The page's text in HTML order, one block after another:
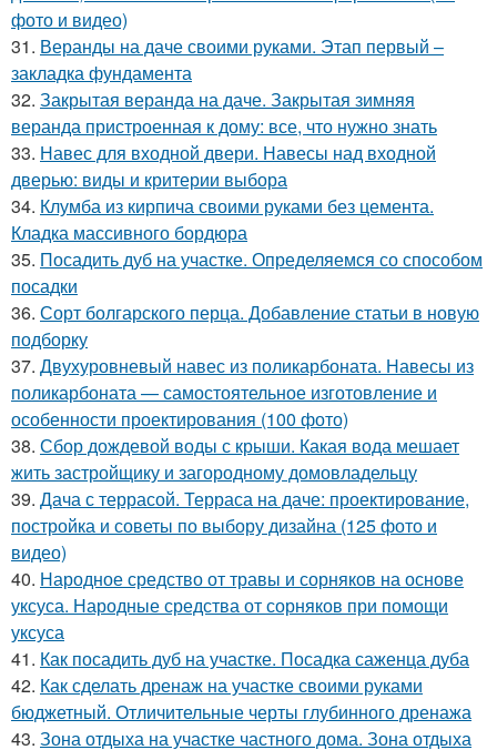
фото и видео)
31. Веранды на даче своими руками. Этап первый –
закладка фундамента
32. Закрытая веранда на даче. Закрытая зимняя
веранда пристроенная к дому: все, что нужно знать
33. Навес для входной двери. Навесы над входной
дверью: виды и критерии выбора
34. Клумба из кирпича своими руками без цемента.
Кладка массивного бордюра
35. Посадить дуб на участке. Определяемся со способом
посадки
36. Сорт болгарского перца. Добавление статьи в новую
подборку
37. Двухуровневый навес из поликарбоната. Навесы из
поликарбоната — самостоятельное изготовление и
особенности проектирования (100 фото)
38. Сбор дождевой воды с крыши. Какая вода мешает
жить застройщику и загородному домовладельцу
39. Дача с террасой. Терраса на даче: проектирование,
постройка и советы по выбору дизайна (125 фото и
видео)
40. Народное средство от травы и сорняков на основе
уксуса. Народные средства от сорняков при помощи
уксуса
41. Как посадить дуб на участке. Посадка саженца дуба
42. Как сделать дренаж на участке своими руками
бюджетный. Отличительные черты глубинного дренажа
43. Зона отдыха на участке частного дома. Зона отдыха